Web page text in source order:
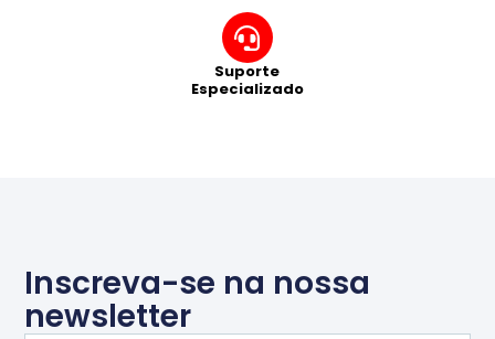
Suporte
Especializado
Inscreva-se na nossa
newsletter